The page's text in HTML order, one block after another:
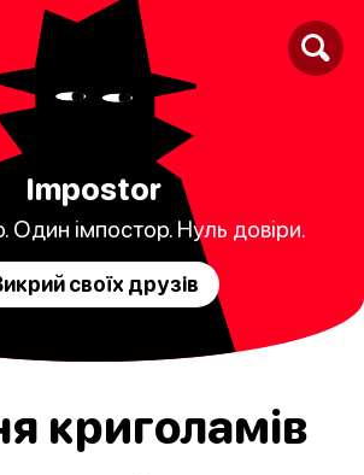
Impostor
Один імпостор. Нуль довіри.
своїх друзів
криголамів